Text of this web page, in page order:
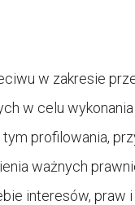
w zakresie
w celu
profilowania,
ważnych
interesów, praw